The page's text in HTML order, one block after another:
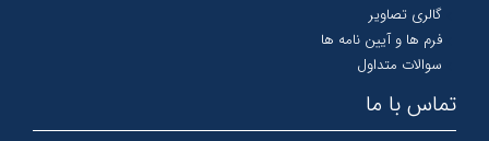
گالری تصاویر
فرم ها و آیین نامه ها
سوالات متداول
تماس با ما